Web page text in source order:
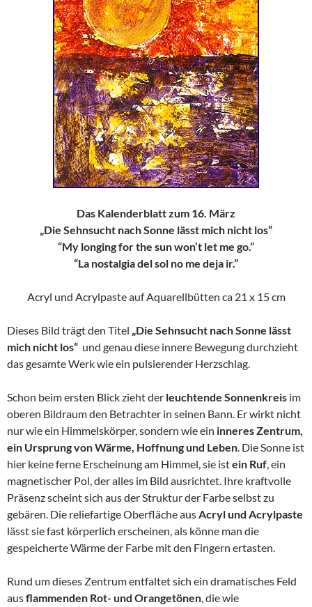
Das Kalenderblatt zum 16. März
„Die Sehnsucht nach Sonne lässt mich nicht los“
“My longing for the sun won’t let me go.”
“La nostalgia del sol no me deja ir.”
Acryl und Acrylpaste auf Aquarellbütten ca 21 x 15 cm
Dieses Bild trägt den Titel „Die Sehnsucht nach Sonne lässt
mich nicht los“ und genau diese innere Bewegung durchzieht
das gesamte Werk wie ein pulsierender Herzschlag.
Schon beim ersten Blick zieht der leuchtende Sonnenkreis im
oberen Bildraum den Betrachter in seinen Bann. Er wirkt nicht
nur wie ein Himmelskörper, sondern wie ein inneres Zentrum,
ein Ursprung von Wärme, Hoffnung und Leben. Die Sonne ist
hier keine ferne Erscheinung am Himmel, sie istein Ruf, ein
magnetischer Pol, der alles im Bild ausrichtet. Ihre kraftvolle
Präsenz scheint sich aus der Struktur der Farbe selbst zu
gebären. Die reliefartige Oberfläche ausAcryl und Acrylpaste
lässt sie fast körperlich erscheinen, als könne man die
gespeicherte Wärme der Farbe mit den Fingern ertasten.
Rund um dieses Zentrum entfaltet sich ein dramatisches Feld
ausflammenden Rot- und Orangetönen, die wie